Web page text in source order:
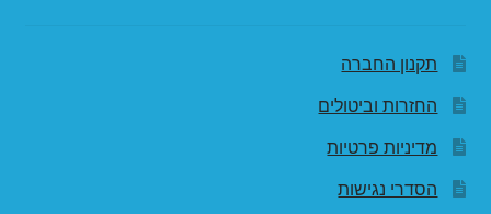
תקנון החברה
החזרות וביטולים
מדיניות פרטיות
הסדרי נגישות